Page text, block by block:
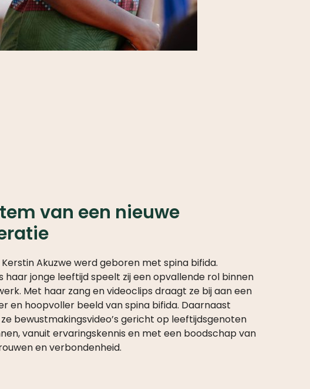
van een nieuwe
Kerstin Akuzwe werd geboren met spina bifida.
haar jonge leeftijd speelt zij een opvallende rol binnen
Met haar zang en videoclips draagt ze bij aan een
en hoopvoller beeld van spina bifida. Daarnaast
bewustmakingsvideo’s gericht op leeftijdsgenoten
vanuit ervaringskennis en met een boodschap van
en verbondenheid.